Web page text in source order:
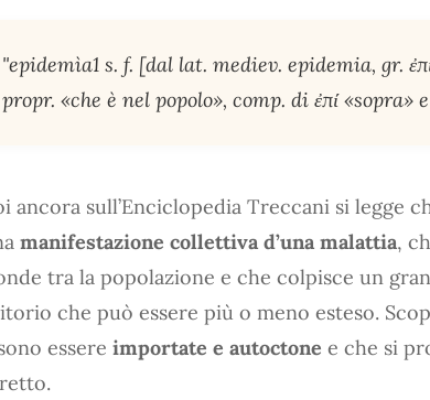
"epidemìa1 s. f. [dal lat. mediev. epidemia, gr.
propr. «che è nel popolo», comp. di ἐπί «sopra»
ancora sull’Enciclopedia Treccani si legge
manifestazione collettiva d’una malattia,
tra la popolazione e che colpisce un
che può essere più o meno esteso.
essere importate e autoctone e che si